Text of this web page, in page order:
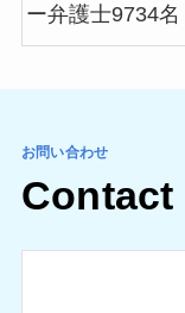
ー弁護士9734名
お問い合わせ
Contact